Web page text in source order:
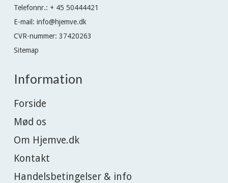
Telefonnr.: + 45 50444421
E-mail : info@hjemve.dk
CVR-nummer: 37420263
Sitemap
Information
Forside
Mød os
Om Hjemve.dk
Kontakt
Handelsbetingelser & info